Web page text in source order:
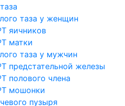
таза у женщин
яичников
матки
таза у мужчин
предстательной железы
полового члена
мошонки
пузыря